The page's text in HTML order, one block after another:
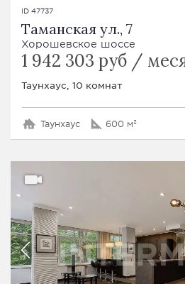
ID 47737
Таманская ул., 7
Хорошевское шоссе
1 942 303 руб /
Таунхаус, 10 комнат
Таунхаус 600 м²